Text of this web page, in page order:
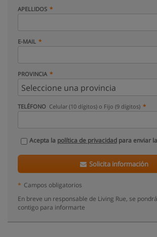
APELLIDOS
E-MAIL
PROVINCIA
TELÉFONO Celular (10 dígitos) o Fijo (9 dígitos)
Acepta la política de privacidad para enviar
Solicita información
* Campos obligatorios
En breve un responsable de Living Rue, se
contigo para informarte